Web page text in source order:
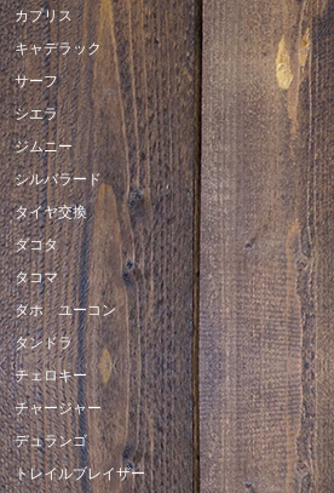
カプリス
キャデラック
サーフ
シエラ
ジムニー
シルバラード
タイヤ交換
ダコタ
タコマ
タホ ユーコン
タンドラ
チェロキー
チャージャー
デュランゴ
トレイルブレイザー